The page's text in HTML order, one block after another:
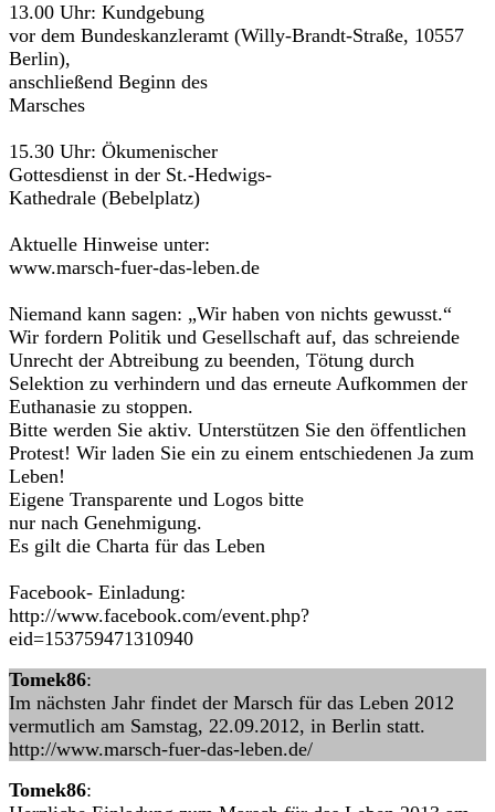
13.00 Uhr: Kundgebung
vor dem Bundeskanzleramt (Willy-Brandt-Straße, 10557
Berlin),
anschließend Beginn des
Marsches
15.30 Uhr: Ökumenischer
Gottesdienst in der St.-Hedwigs-
Kathedrale (Bebelplatz)
Aktuelle Hinweise unter:
www.marsch-fuer-das-leben.de
Niemand kann sagen: „Wir haben von nichts gewusst.“
Wir fordern Politik und Gesellschaft auf, das schreiende
Unrecht der Abtreibung zu beenden, Tötung durch
Selektion zu verhindern und das erneute Aufkommen der
Euthanasie zu stoppen.
Bitte werden Sie aktiv. Unterstützen Sie den öffentlichen
Protest! Wir laden Sie ein zu einem entschiedenen Ja zum
Leben!
Eigene Transparente und Logos bitte
nur nach Genehmigung.
Es gilt die Charta für das Leben
Facebook- Einladung:
http://www.facebook.com/event.php?
eid=153759471310940
Tomek86:
Im nächsten Jahr findet der Marsch für das Leben 2012
vermutlich am Samstag, 22.09.2012, in Berlin statt.
http://www.marsch-fuer-das-leben.de/
Tomek86: